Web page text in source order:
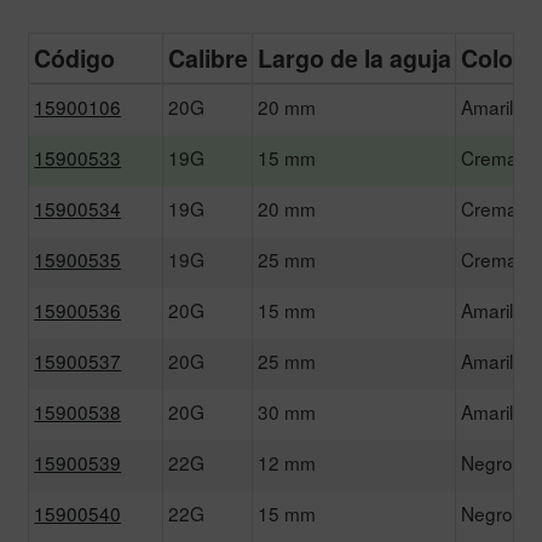
Código Calibre Largo de la aguja Color
15900106 20G 20 mm Amarillo
15900533 19G 15 mm Crema
15900534 19G 20 mm Crema
15900535 19G 25 mm Crema
15900536 20G 15 mm Amarillo
15900537 20G 25 mm Amarillo
15900538 20G 30 mm Amarillo
15900539 22G 12 mm Negro
15900540 22G 15 mm Negro